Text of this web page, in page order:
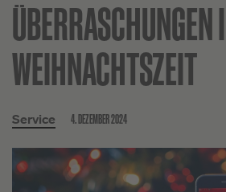
ÜBERRASCHUNGEN
WEIHNACHTSZEIT
Service 4. DEZEMBER 2024